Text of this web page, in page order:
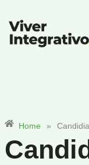
para
conteúdo
Home »